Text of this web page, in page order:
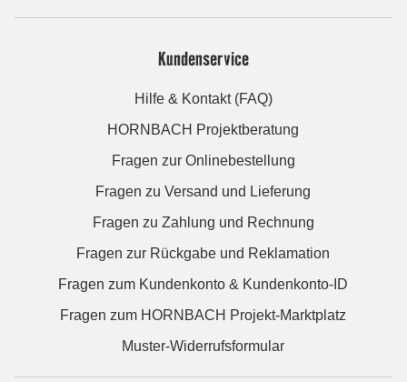
Kundenservice
Hilfe & Kontakt (FAQ)
HORNBACH Projektberatung
Fragen zur Onlinebestellung
Fragen zu Versand und Lieferung
Fragen zu Zahlung und Rechnung
Fragen zur Rückgabe und Reklamation
Fragen zum Kundenkonto & Kundenkonto-ID
Fragen zum HORNBACH Projekt-Marktplatz
Muster-Widerrufsformular